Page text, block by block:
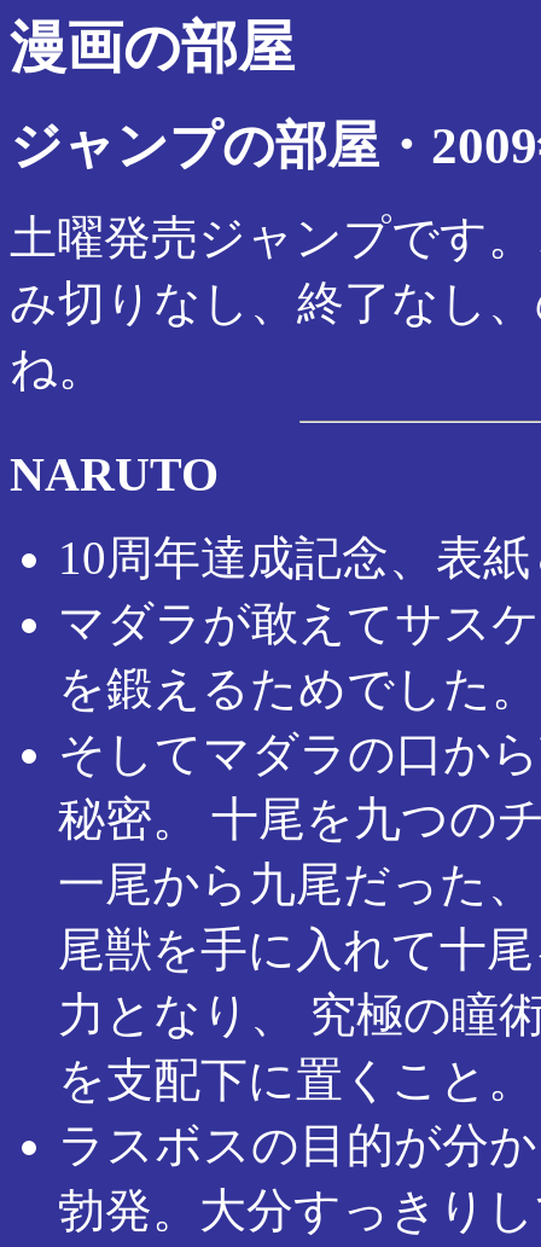
漫画の部屋
ジャンプの部屋・
土曜発売ジャンプです
み切りなし、終了なし
ね。
NARUTO
10周年達成記念、表
マダラが敢えてサス
を鍛えるためでした。
そしてマダラの口か
秘密。 十尾を九つの
一尾から九尾だった
尾獣を手に入れて十
力となり、 究極の瞳
を支配下に置くこと。
ラスボスの目的が分
勃発。大分すっきり